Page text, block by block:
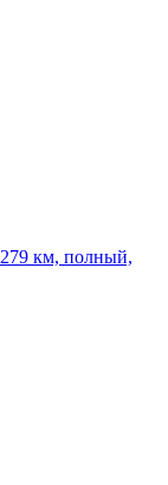
279 км, полный,